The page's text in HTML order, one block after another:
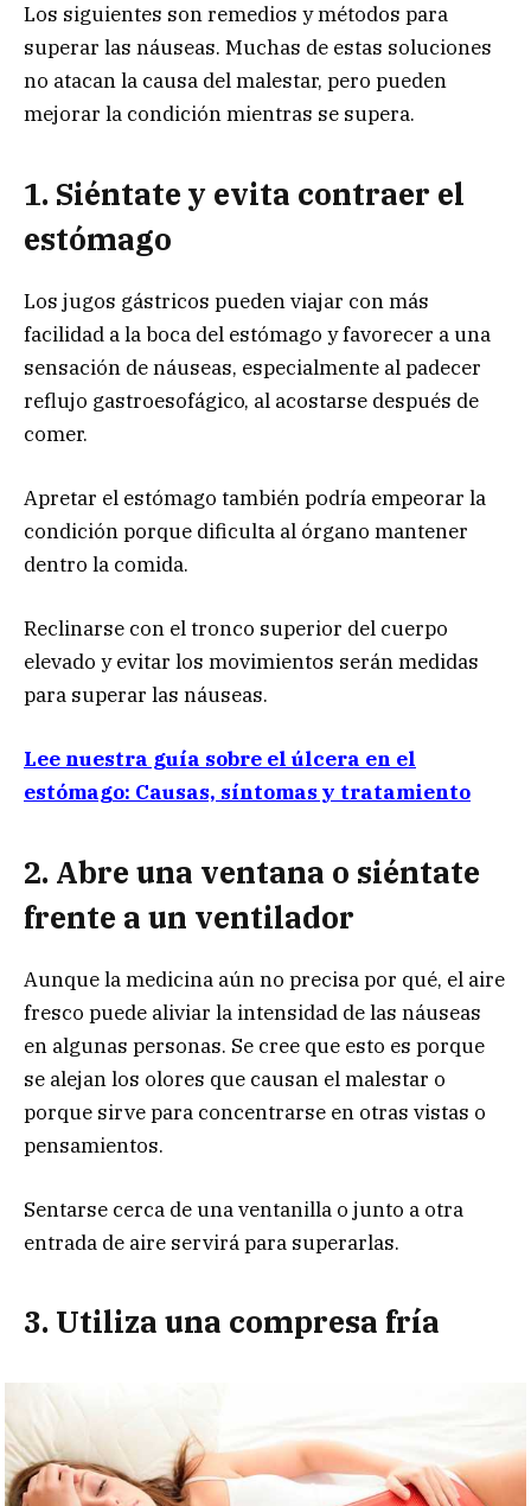
Los siguientes son remedios y métodos para
superar las náuseas. Muchas de estas soluciones
no atacan la causa del malestar, pero pueden
mejorar la condición mientras se supera.
1. Siéntate y evita contraer el
estómago
Los jugos gástricos pueden viajar con más
facilidad a la boca del estómago y favorecer a una
sensación de náuseas, especialmente al padecer
reflujo gastroesofágico, al acostarse después de
comer.
Apretar el estómago también podría empeorar la
condición porque dificulta al órgano mantener
dentro la comida.
Reclinarse con el tronco superior del cuerpo
elevado y evitar los movimientos serán medidas
para superar las náuseas.
Lee nuestra guía sobre el úlcera en el
estómago: Causas, síntomas y tratamiento
2. Abre una ventana o siéntate
frente a un ventilador
Aunque la medicina aún no precisa por qué, el aire
fresco puede aliviar la intensidad de las náuseas
en algunas personas. Se cree que esto es porque
se alejan los olores que causan el malestar o
porque sirve para concentrarse en otras vistas o
pensamientos.
Sentarse cerca de una ventanilla o junto a otra
entrada de aire servirá para superarlas.
3. Utiliza una compresa fría